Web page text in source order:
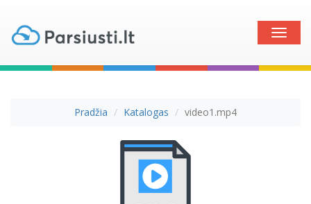
Toggle
Pradžia Katalogas video1.mp4